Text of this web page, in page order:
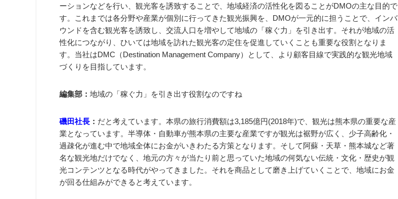
ーションなどを行い、観光客を誘致することで、地域経済の活性化を図ることがDMOの主な目的で
す。これまでは各分野や産業が個別に行ってきた観光振興を、DMOが一元的に担うことで、インバ
ウンドを含む観光客を誘致し、交流人口を増やして地域の「稼ぐ力」を引き出す。それが地域の活
性化につながり、ひいては地域を訪れた観光客の定住を促進していくことも重要な役割となりま
す。当社はDMC（Destination Management Company）として、より顧客目線で実践的な観光地域
づくりを目指しています。
編集部： 地域の「稼ぐ力」を引き出す役割なのですね
磯田社長 ： だと考えています。本県の旅行消費額は3,185億円(2018年)で、観光は熊本県の重要な産
業となっています。半導体・自動車が熊本県の主要な産業ですが観光は裾野が広く、少子高齢化・
過疎化が進む中で地域全体にお金がいきわたる方策となります。そして阿蘇・天草・熊本城など著
名な観光地だけでなく、地元の方々が当たり前と思っていた地域の何気ない伝統・文化・歴史が観
光コンテンツとなる時代がやってきました。それを商品として磨き上げていくことで、地域にお金
が回る仕組みができると考えています。